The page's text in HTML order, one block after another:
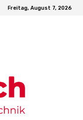
Freitag, August 7, 2026